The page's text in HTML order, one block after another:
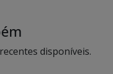
disponíveis.